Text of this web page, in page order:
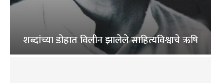
शब्दांच्या डोहात विलीन झालेले साहित्यविश्वाचे ऋषि